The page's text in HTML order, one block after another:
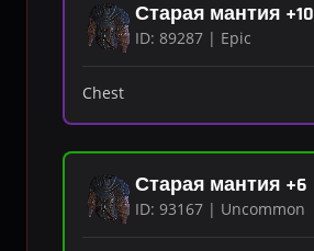
Старая мантия +10
ID: 89287 | Epic
Chest
Старая мантия +6
ID: 93167 | Uncommon